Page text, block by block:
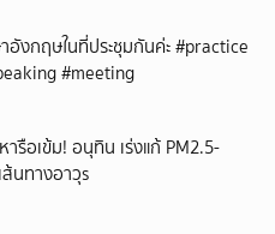
งกฤษในที่ประชุมกันค่ะ #practice
#meeting
ารือเข้ม! อนุทิน เร่งแก้ PM2.5-
นทางอาวุs